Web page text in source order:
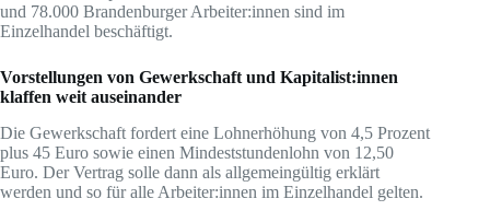
und 78.000 Brandenburger Arbeiter:innen sind im
Einzelhandel beschäftigt.
Vorstellungen von Gewerkschaft und Kapitalist:innen
klaffen weit auseinander
Die Gewerkschaft fordert eine Lohnerhöhung von 4,5 Prozent
plus 45 Euro sowie einen Mindeststundenlohn von 12,50
Euro. Der Vertrag solle dann als allgemeingültig erklärt
werden und so für alle Arbeiter:innen im Einzelhandel gelten.